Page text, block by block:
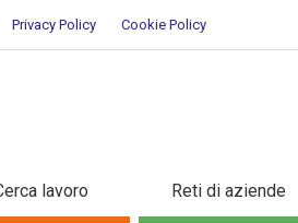
Privacy Policy Cookie Policy
le
lavoro Reti di aziende